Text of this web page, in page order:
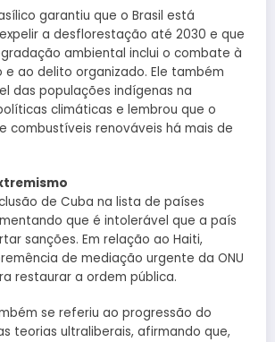
garantiu que o Brasil está
a desflorestação até 2030 e que
ambiental inclui o combate à
ao delito organizado. Ele também
das populações indígenas na
climáticas e lembrou que o
combustíveis renováveis ​​há mais de
de Cuba na lista de países
que é intolerável que a país
sanções. Em relação ao Haiti,
de mediação urgente da ONU
restaurar a ordem pública.
se referiu ao progressão do
teorias ultraliberais, afirmando que,